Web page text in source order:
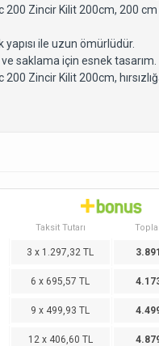
200 Zincir Kilit 200cm, 200
yapısı ile uzun ömürlüdür.
ve saklama için esnek tasarım.
200 Zincir Kilit 200cm,
Taksit Tutarı
3 x 1.297,32 TL
6 x 695,57 TL
9 x 499,93 TL
12 x 406,60 TL